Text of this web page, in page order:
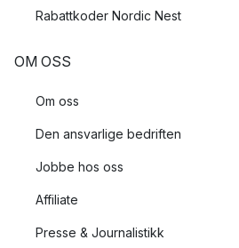
Rabattkoder Nordic Nest
OM OSS
Om oss
Den ansvarlige bedriften
Jobbe hos oss
Affiliate
Presse & Journalistikk